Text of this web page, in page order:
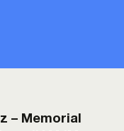
– Memorial